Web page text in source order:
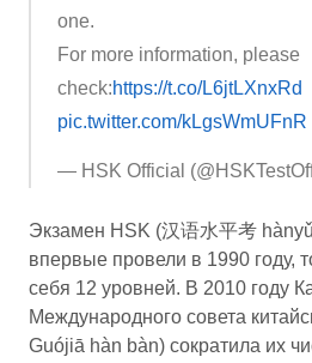
one.
For more information, please
check:https://t.co/L6jtLXnxRd
pic.twitter.com/kLgsWmUFnR
— HSK Official
Экзамен HSK (汉语水平考
впервые провели в 1990 году,
себя 12 уровней. В 2010 году
Международного совета
Guójiā hàn bàn) сократила их